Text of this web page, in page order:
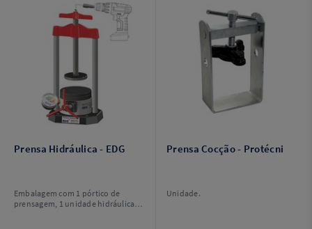
Prensa Hidráulica - EDG
Embalagem com 1 pórtico de
prensagem, 1 unidade hidráulica, 1
Prensa Cocção - Protécni
Unidade.